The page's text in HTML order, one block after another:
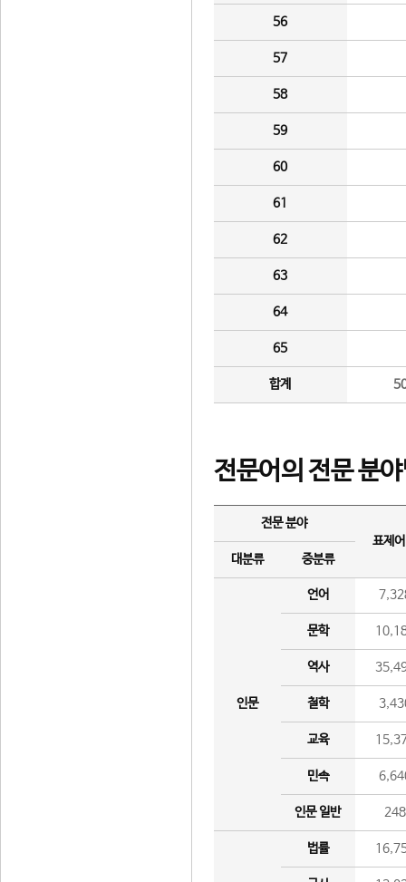
56
57
58
59
60
61
62
63
64
65
합계
전문어의 전문 분
전문 분야
표제
대분류
중분류
인문
언어
문학
역사
철학
교육
민속
인문 일반 248
법률